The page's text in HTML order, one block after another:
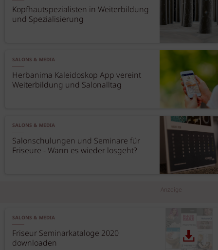
Kopfhautspezialisten in Weiterbildung
und Spezialisierung
SALONS & MEDIA
Herbanima Kaleidoskop App vereint
Weiterbildung und Salonalltag
SALONS & MEDIA
Salonschulungen und Seminare für
Friseure - Wann es wieder losgeht?
Anzeige
SALONS & MEDIA
Friseur Seminarkataloge 2020
downloaden